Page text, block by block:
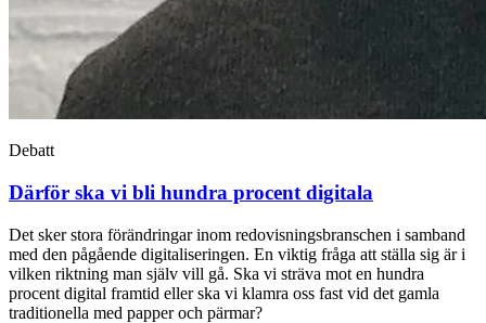
Debatt
Därför ska vi bli hundra procent digitala
Det sker stora förändringar inom redovisningsbranschen i samband
med den pågående digitaliseringen. En viktig fråga att ställa sig är i
vilken riktning man själv vill gå. Ska vi sträva mot en hundra
procent digital framtid eller ska vi klamra oss fast vid det gamla
traditionella med papper och pärmar?